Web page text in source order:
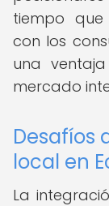
tiempo que
con los
una
mercado
Desafíos
local en
La